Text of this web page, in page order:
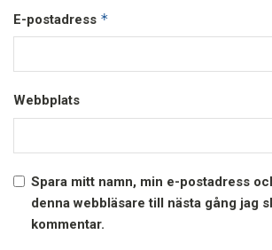
E-postadress *
Webbplats
Spara mitt namn, min e-postadress
denna webbläsare till nästa gång jag
kommentar.